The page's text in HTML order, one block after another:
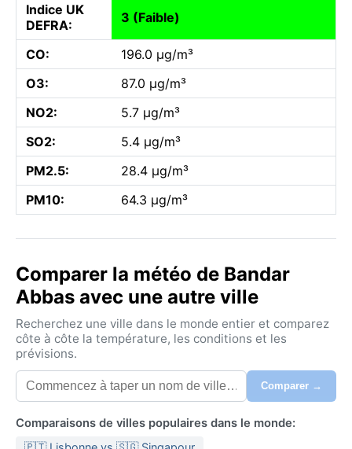
Indice UK
DEFRA:
3 (Faible)
CO:
196.0 µg/m³
O3:
87.0 µg/m³
NO2:
5.7 µg/m³
SO2:
5.4 µg/m³
PM2.5:
28.4 µg/m³
PM10:
64.3 µg/m³
Comparer la météo de Bandar
Abbas avec une autre ville
Recherchez une ville dans le monde entier et comparez
côte à côte la température, les conditions et les
prévisions.
Comparer →
Comparaisons de villes populaires dans le monde: